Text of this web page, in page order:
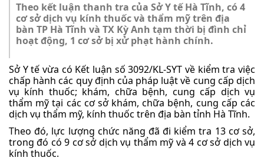
Theo kết luận thanh tra của Sở Y tế Hà Tĩnh, có 4
cơ sở dịch vụ kính thuốc và thẩm mỹ trên địa
bàn TP Hà Tĩnh và TX Kỳ Anh tạm thời bị đình chỉ
hoạt động, 1 cơ sở bị xử phạt hành chính.
Sở Y tế vừa có Kết luận số 3092/KL-SYT về kiểm tra việc
chấp hành các quy định của pháp luật về cung cấp dịch
vụ kính thuốc; khám, chữa bệnh, cung cấp dịch vụ
thẩm mỹ tại các cơ sở khám, chữa bệnh, cung cấp các
dịch vụ thẩm mỹ, kính thuốc trên địa bàn tỉnh Hà Tĩnh.
Theo đó, lực lượng chức năng đã đi kiểm tra 13 cơ sở,
trong đó có 9 cơ sở dịch vụ thẩm mỹ và 4 cơ sở dịch vụ
kính thuốc.